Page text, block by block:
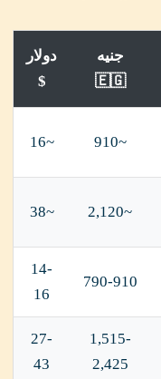
جنيه
🇪🇬
دولار
$
~910
~16
~2,120
~38
790-910
14-
16
1,515-
2,425
27-
43